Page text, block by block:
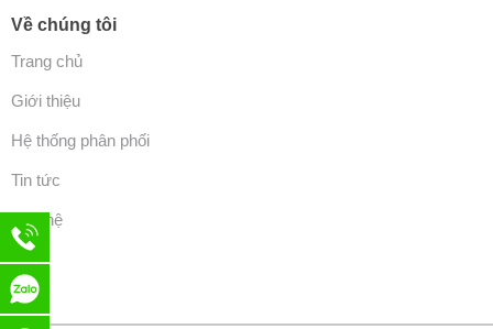
Về chúng tôi
Trang chủ
Giới thiệu
Hệ thống phân phối
Tin tức
Liên hệ